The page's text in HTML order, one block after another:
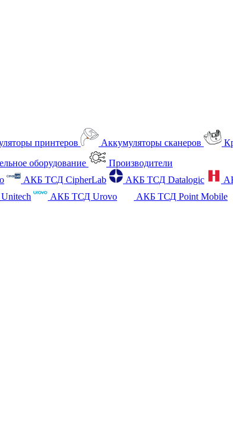
принтеров Аккумуляторы сканеров
оборудование
Производители
АКБ ТСД CipherLab АКБ ТСД Datalogic
АКБ ТСД Urovo АКБ ТСД Point Mobile